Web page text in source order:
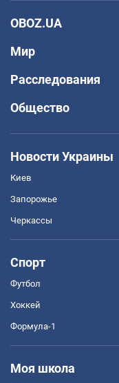
OBOZ.UA
Мир
Расследования
Общество
Новости Украины
Киев
Запорожье
Черкассы
Спорт
Футбол
Хоккей
Формула-1
Моя школа